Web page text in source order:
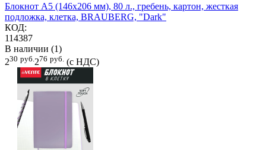
Блокнот А5 (146х206 мм), 80 л., гребень, картон, жесткая
подложка, клетка, BRAUBERG, "Dark"
КОД:
114387
В наличии (1)
230 руб. 276 руб. (с НДС)